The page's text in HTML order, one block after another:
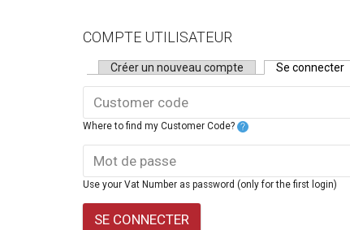
COMPTE UTILISATEUR
Onglets principaux
Créer un nouveau compte Se connecter
Where to find my Customer Code?
Use your Vat Number as password (only for the first login)